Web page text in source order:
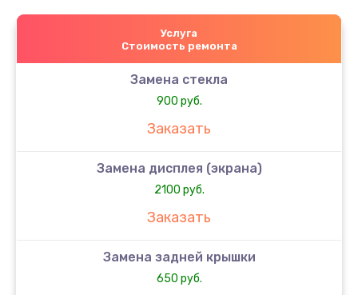
Услуга
Стоимость ремонта
Замена стекла
900 руб.
Заказать
Замена дисплея (экрана)
2100 руб.
Заказать
Замена задней крышки
650 руб.